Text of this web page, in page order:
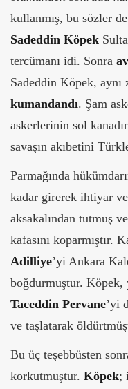
kullanmış, bu sözler
Sadeddin Köpek
tercümanı idi. Sonra
Sadeddin Köpek,
kumandandı. Şam
askerlerinin sol
savaşın akıbetini
Parmağında
kadar girerek ihtiyar
aksakalından tutmuş
kafasını koparmıştır.
Adilliye’yi Ankara
boğdurmuştur. Köpek,
Taceddin Pervane’yi
ve taşlatarak
Bu üç teşebbüsten
korkutmuştur. Köpek;